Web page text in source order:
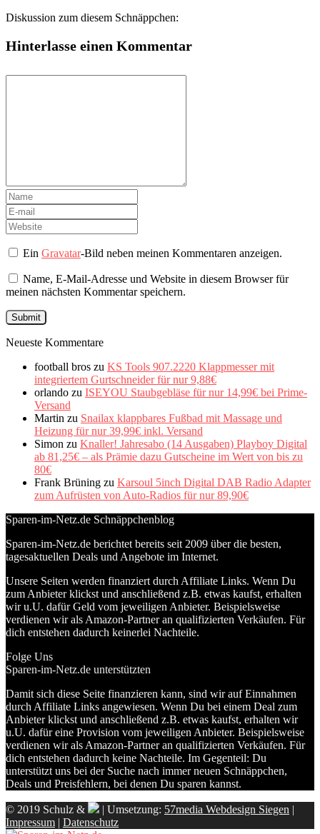
Diskussion zum diesem Schnäppchen:
Hinterlasse einen Kommentar
EinGravatar-Bild neben meinen Kommentaren anzeigen.
Name, E-Mail-Adresse und Website in diesem Browser für
meinen nächsten Kommentar speichern.
Neueste Kommentare
football bros zu KS Tools 907.2220 Klappmesser mit
integriertem Gurtschneider für nur 9,88€
orlando zu ISEYOU Staubgebläse für nur 14,99€ bei Prime-
Versand
Martin zu Snailax klappbares Fußbad mit Massage und
Heizung für nur 39,99€ inkl. Versand
Simon zu Knaller! Jahresabo (14 Ausgaben) Playboy Digital
ab 81,25€ – als Prämie dazu Gutscheine im Wert von bis zu
80€
Frank Brüning zu Karsoul 5inch Digital DAB Radio Adapter
zum Aufrüsten von Auto-Radios für nur 89,90€
Sparen-im-Netz.de Schnäppchenblog
Sparen-im-Netz.de berichtet bereits seit 2009 über die besten,
tagesaktuellen Deals und Angebote im Internet.
Unsere Seiten werden finanziert durch Affiliate Links. Wenn Du
zum Anbieter klickst und anschließend z.B. etwas kaufst, erhalten
wir u.U. dafür Geld vom jeweiligen Anbieter. Beispielsweise
verdienen wir als Amazon-Partner an qualifizierten Verkäufen. Für
dich entstehen dadurch keinerlei Nachteile.
Folge Uns
Sparen-im-Netz.de unterstützten
Damit sich diese Seite finanzieren kann, sind wir auf Einnahmen
durch Affiliate Links angewiesen. Wenn Du bei einem Deal zum
Anbieter klickst und anschließend z.B. etwas kaufst, erhalten wir
u.U. dafür eine Provision vom jeweiligen Anbieter. Beispielsweise
verdienen wir als Amazon-Partner an qualifizierten Verkäufen. Für
dich entstehen dadurch keine Nachteile. Im Gegenteil: Du
unterstützt uns bei der Suche nach immer neuen Schnäppchen,
Deals und Preisfehlern, bei denen Du sparen kannst.
© 2019 Schulz & | Umsetzung: 57media Webdesign Siegen |
Impressum | Datenschutz